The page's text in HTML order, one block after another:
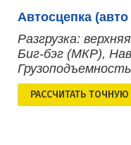
Автосцепка
Разгрузка:
Биг-бэг (МКР),
РАСCЧИТАТЬ